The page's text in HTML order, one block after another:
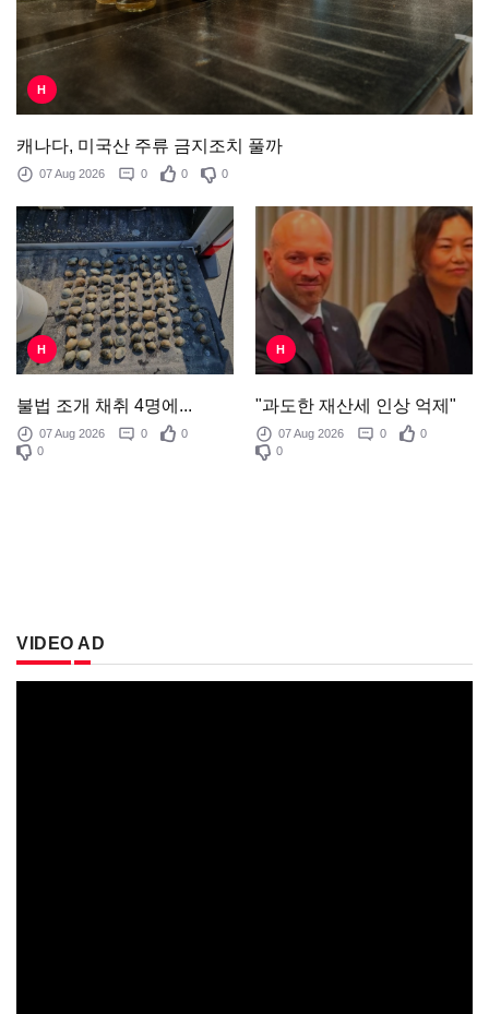
H
캐나다, 미국산 주류 금지조치 풀까
07 Aug 2026 0 0 0
H
불법 조개 채취 4명에...
07 Aug 2026 0
0
0
H
"과도한 재산세 인상 억제"
07 Aug 2026 0
0
0
VIDEO AD